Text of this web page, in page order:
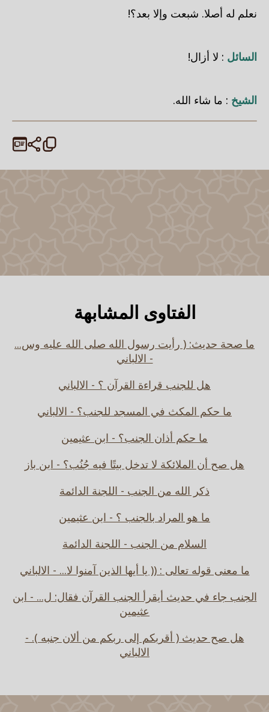
نعلم له أصلا. شبعت وإلا بعد؟!
السائل : لا أزال!
الشيخ : ما شاء الله.
الفتاوى المشابهة
ما صحة حديث: ( رأيت رسول الله صلى الله عليه وس...
- الالباني
هل للجنب قراءة القرآن ؟ - الالباني
ما حكم المكث في المسجد للجنب؟ - الالباني
ما حكم أذان الجنب؟ - ابن عثيمين
هل صح أن الملائكة لا تدخل بيتًا فيه جُنُب؟ - ابن باز
ذكر الله من الجنب - اللجنة الدائمة
ما هو المراد بالجنب ؟ - ابن عثيمين
السلام من الجنب - اللجنة الدائمة
ما معنى قوله تعالى : (( يا أيها الذين آمنوا لا... - الالباني
الجنب جاء في حديث أيقرأ الجنب القرآن فقال: ل... - ابن
عثيمين
هل صح حديث ( أقربكم إلى ربكم من ألان جنبه ). -
الالباني